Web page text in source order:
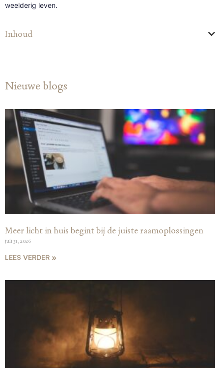
weelderig leven.
Inhoud
Nieuwe blogs
Meer licht in huis begint bij de juiste raamoplossingen
juli 31, 2026
LEES VERDER »